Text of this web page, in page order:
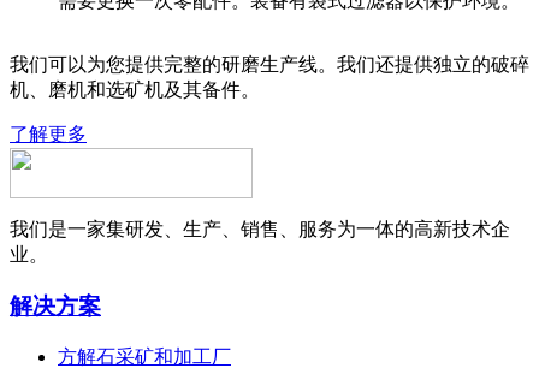
我们可以为您提供完整的研磨生产线。我们还提供独立的破碎
机、磨机和选矿机及其备件。
了解更多
我们是一家集研发、生产、销售、服务为一体的高新技术企
业。
解决方案
方解石采矿和加工厂